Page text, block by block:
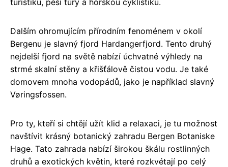
Dalším ohromujícím přírodním fenoménem v okolí
Bergenu je slavný fjord Hardangerfjord. Tento druhý
nejdelší fjord na světě nabízí úchvatné výhledy na
strmé skalní stěny a křišťálově čistou vodu. Je také
domovem mnoha vodopádů, jako je například slavný
Vøringsfossen.
Pro ty, kteří si chtějí užít klid a relaxaci, je tu možnost
navštívit krásný botanický zahradu Bergen Botaniske
Hage. Tato zahrada nabízí širokou škálu rostlinných
druhů a exotických květin, které rozkvétají po celý